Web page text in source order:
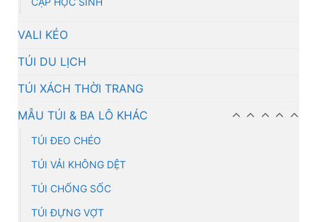
VALI KÉO
TÚI DU LỊCH
TÚI XÁCH THỜI TRANG
MẪU TÚI & BA LÔ KHÁC
TÚI ĐEO CHÉO
TÚI VẢI KHÔNG DỆT
TÚI CHỐNG SỐC
TÚI ĐỰNG VỢT